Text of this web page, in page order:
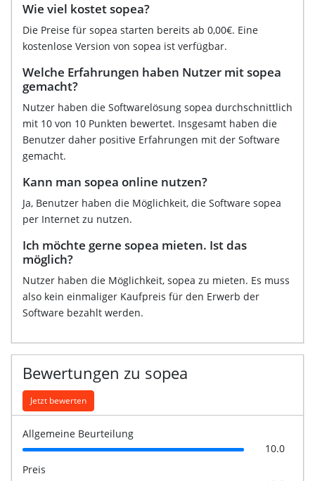
Wie viel kostet sopea?
Die Preise für sopea starten bereits ab 0,00€. Eine
kostenlose Version von sopea ist verfügbar.
Welche Erfahrungen haben Nutzer mit sopea
gemacht?
Nutzer haben die Softwarelösung sopea durchschnittlich
mit 10 von 10 Punkten bewertet. Insgesamt haben die
Benutzer daher positive Erfahrungen mit der Software
gemacht.
Kann man sopea online nutzen?
Ja, Benutzer haben die Möglichkeit, die Software sopea
per Internet zu nutzen.
Ich möchte gerne sopea mieten. Ist das
möglich?
Nutzer haben die Möglichkeit, sopea zu mieten. Es muss
also kein einmaliger Kaufpreis für den Erwerb der
Software bezahlt werden.
Bewertungen zu sopea
Jetzt bewerten
Allgemeine Beurteilung
10.0
Preis